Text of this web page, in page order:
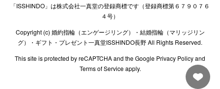
「ISSHINDO」は株式会社一真堂の登録商標です（登録商標第６７９０７６
４号）
Copyright (c) 婚約指輪（エンゲージリング）・結婚指輪（マリッジリン
グ）・ギフト・プレゼント一真堂ISSHINDO長野 All Rights Reserved.
This site is protected by reCAPTCHA and the Google Privacy Policy and
Terms of Service apply.